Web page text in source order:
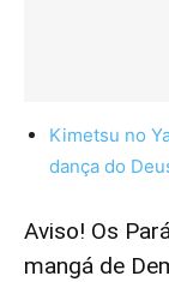
Kimetsu no
dança do
Aviso! Os
mangá de